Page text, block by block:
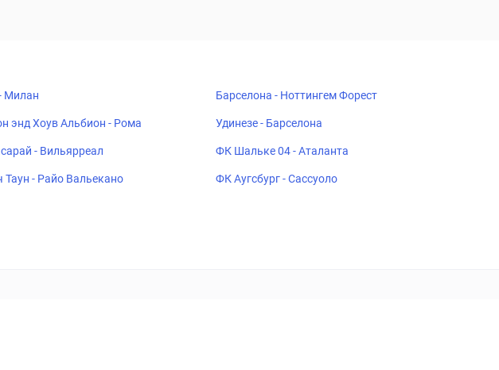
Милан Барселона - Ноттингем Форест
энд Хоув Альбион - Рома Удинезе - Барселона
- Вильярреал ФК Шальке 04 - Аталанта
Таун - Райо Вальекано ФК Аугсбург - Сассуоло